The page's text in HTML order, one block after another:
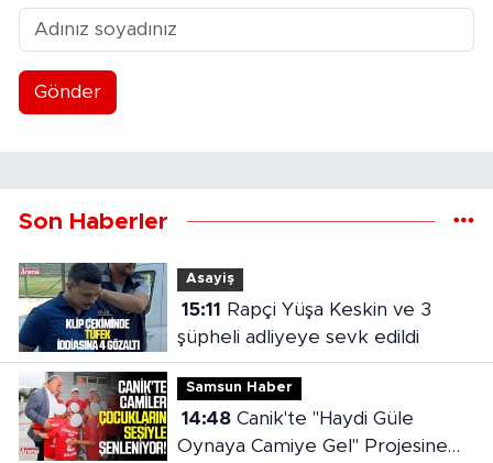
Gönder
Son Haberler
Asayiş
15:11
şüpheli adliyeye sevk edildi
Samsun Haber
14:48Canik'te "Haydi Güle
Oynaya Camiye Gel" Projesine